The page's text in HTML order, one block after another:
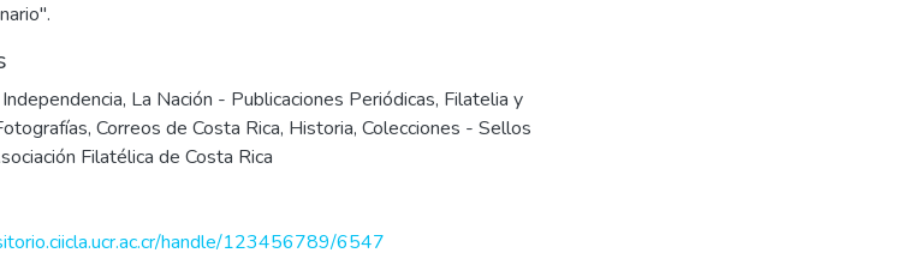
, La Nación - Publicaciones Periódicas, Filatelia y
, Correos de Costa Rica, Historia, Colecciones - Sellos
Filatélica de Costa Rica
handle/123456789/6547